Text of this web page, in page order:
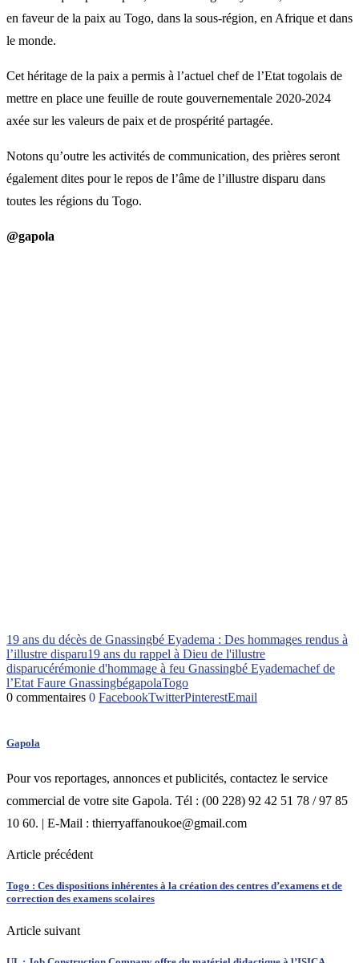
en faveur de la paix au Togo, dans la sous-région, en Afrique et dans
le monde.
Cet héritage de la paix a permis à l’actuel chef de l’Etat togolais de
mettre en place une feuille de route gouvernementale 2020-2024
axée sur les valeurs de paix et de prospérité partagée.
Notons qu’outre les activités de communication, des prières seront
également dites pour le repos de l’âme de l’illustre disparu dans
toutes les régions du Togo.
@gapola
19 ans du décès de Gnassingbé Eyadema : Des hommages rendus à
l’illustre disparu19 ans du rappel à Dieu de l'illustre
disparucérémonie d'hommage à feu Gnassingbé Eyademachef de
l’Etat Faure GnassingbégapolaTogo
0 commentaires 0 FacebookTwitterPinterestEmail
Gapola
Pour vos reportages, annonces et publicités, contactez le service
commercial de votre site Gapola. Tél : (00 228) 92 42 51 78 / 97 85
10 60. | E-Mail : thierryaffanoukoe@gmail.com
Article précédent
Togo : Ces dispositions inhérentes à la création des centres d’examens et de
correction des examens scolaires
Article suivant